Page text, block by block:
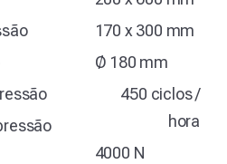
170 x 300 mm
Ø 180 mm
450 ciclos /
hora
4000 N